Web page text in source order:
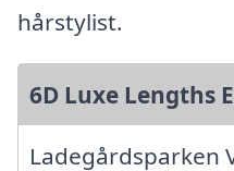
hårstylist.
6D Luxe Lengths
Ladegårdsparken